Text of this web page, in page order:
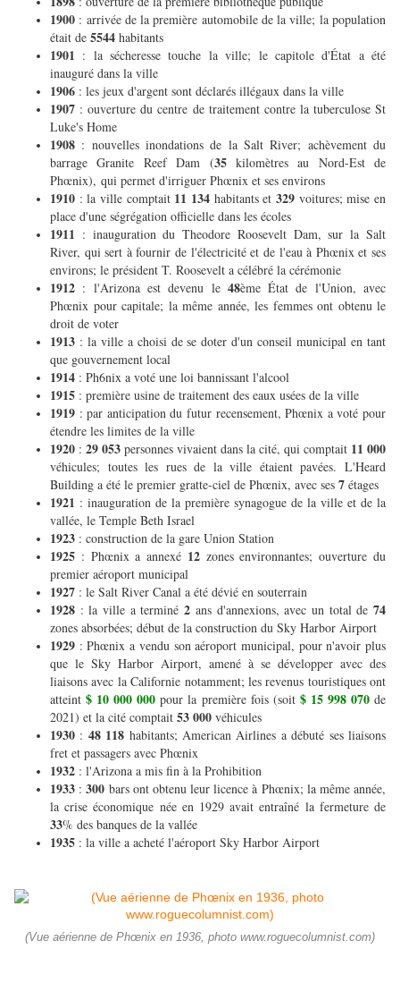
1900 : arrivée de la première automobile de la ville; la population
était de 5544 habitants
1901 : la sécheresse touche la ville; le capitole d'État a été
inauguré dans la ville
1906 : les jeux d'argent sont déclarés illégaux dans la ville
1907 : ouverture du centre de traitement contre la tuberculose St
Luke's Home
1908 : nouvelles inondations de la Salt River; achèvement du
barrage Granite Reef Dam (35 kilomètres au Nord-Est de
Phœnix), qui permet d'irriguer Phœnix et ses environs
1910 : la ville comptait 11 134 habitants et329 voitures; mise en
place d'une ségrégation officielle dans les écoles
1911 : inauguration du Theodore Roosevelt Dam, sur la Salt
River, qui sert à fournir de l'électricité et de l'eau à Phœnix et ses
environs; le président T. Roosevelt a célébré la cérémonie
1912 : l'Arizona est devenu le 48ème État de l'Union, avec
Phœnix pour capitale; la même année, les femmes ont obtenu le
droit de voter
1913 : la ville a choisi de se doter d'un conseil municipal en tant
que gouvernement local
1914 : Ph6nix a voté une loi bannissant l'alcool
1915 : première usine de traitement des eaux usées de la ville
1919 : par anticipation du futur recensement, Phœnix a voté pour
étendre les limites de la ville
1920 : 29 053 personnes vivaient dans la cité, qui comptait 11 000
véhicules; toutes les rues de la ville étaient pavées. L'Heard
Building a été le premier gratte-ciel de Phœnix, avec ses 7 étages
1921 : inauguration de la première synagogue de la ville et de la
vallée, le Temple Beth Israel
1923 : construction de la gare Union Station
1925 : Phœnix a annexé 12 zones environnantes; ouverture du
premier aéroport municipal
1927 : le Salt River Canal a été dévié en souterrain
1928 : la ville a terminé2 ans d'annexions, avec un total de74
zones absorbées; début de la construction du Sky Harbor Airport
1929 : Phœnix a vendu son aéroport municipal, pour n'avoir plus
que le Sky Harbor Airport, amené à se développer avec des
liaisons avec la Californie notamment; les revenus touristiques ont
atteint$ 10 000 000 pour la première fois (soit $ 15 998 070de
2021) et la cité comptait 53 000 véhicules
1930 : 48 118 habitants; American Airlines a débuté ses liaisons
fret et passagers avec Phœnix
1932 : l'Arizona a mis fin à la Prohibition
1933 :300 bars ont obtenu leur licence à Phœnix; la même année,
la crise économique née en 1929 avait entraîné la fermeture de
33% des banques de la vallée
1935 : la ville a acheté l'aéroport Sky Harbor Airport
(Vue aérienne de Phœnix en 1936, photo www.roguecolumnist.com)